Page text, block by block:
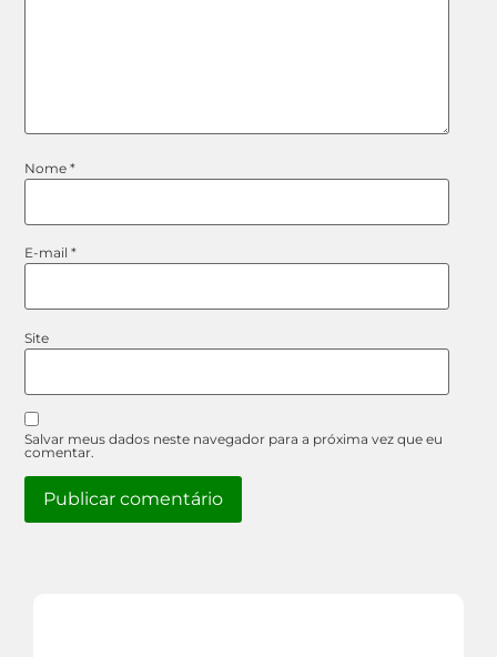
Nome*
E-mail*
Site
Salvar meus dados neste navegador para a próxima vez que eu
comentar.